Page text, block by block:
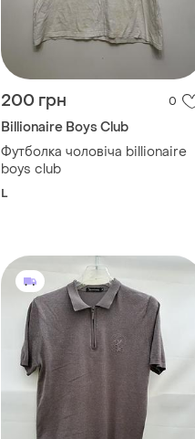
200 грн 0
Billionaire Boys Club
Футболка чоловіча billionaire
boys club
L